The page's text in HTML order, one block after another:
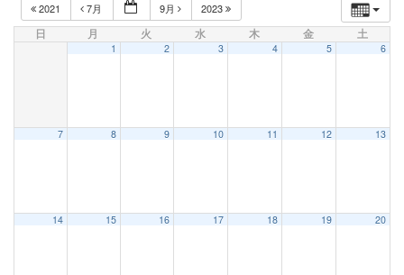
2021 7月 9月 2023
日 月 火 水 木 金 土
1 2 3 4 5 6
7 8 9 10 11 12 13
14 15 16 17 18 19 20